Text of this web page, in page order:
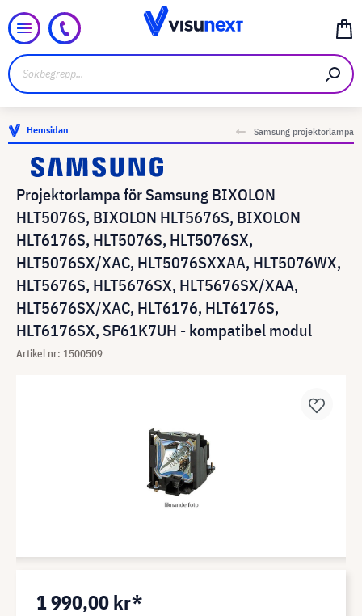
Hemsidan Samsung projektorlampa
Projektorlampa för Samsung BIXOLON
HLT5076S, BIXOLON HLT5676S, BIXOLON
HLT6176S, HLT5076S, HLT5076SX,
HLT5076SX/XAC, HLT5076SXXAA, HLT5076WX,
HLT5676S, HLT5676SX, HLT5676SX/XAA,
HLT5676SX/XAC, HLT6176, HLT6176S,
HLT6176SX, SP61K7UH - kompatibel modul
Artikel nr: 1500509
1 990,00 kr*